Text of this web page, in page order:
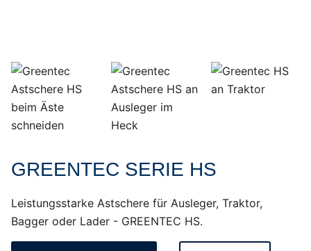
GREENTEC SERIE HS
Leistungsstarke Astschere für Ausleger, Traktor,
Bagger oder Lader - GREENTEC HS.